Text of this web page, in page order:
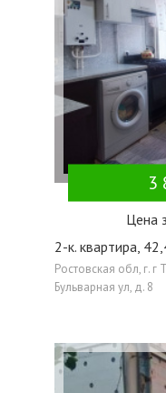
3
Цена
2-к. квартира,
Ростовская обл, г. г
Бульварная ул, д. 8